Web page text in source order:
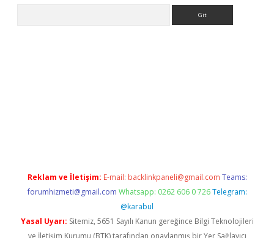
Reklam ve İletişim: E-mail: backlinkpaneli@gmail.com Teams:
forumhizmeti@gmail.com Whatsapp: 0262 606 0 726 Telegram:
@karabul
Yasal Uyarı: Sitemiz, 5651 Sayılı Kanun gereğince Bilgi Teknolojileri
ve İletişim Kurumu (BTK) tarafından onaylanmış bir Yer Sağlayıcı